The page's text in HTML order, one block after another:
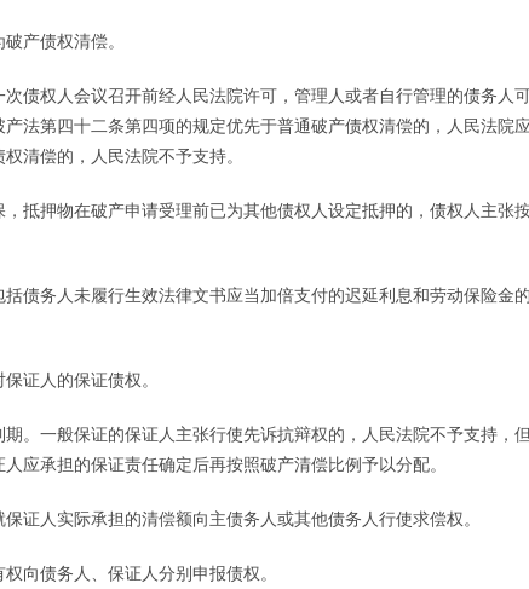
产债权清偿。
权人会议召开前经人民法院许可，管理人或者自行管理的债务人
法第四十二条第四项的规定优先于普通破产债权清偿的，人民法院
清偿的，人民法院不予支持。
押物在破产申请受理前已为其他债权人设定抵押的，债权人主张
务人未履行生效法律文书应当加倍支付的迟延利息和劳动保险金的
证人的保证债权。
一般保证的保证人主张行使先诉抗辩权的，人民法院不予支持，但
应承担的保证责任确定后再按照破产清偿比例予以分配。
人实际承担的清偿额向主债务人或其他债务人行使求偿权。
债务人、保证人分别申报债权。